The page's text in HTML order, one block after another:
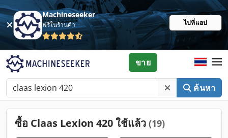
Machineseeker
ฟรีในร้านค้า ไปที่แอป
ค้นหา
ขาย
ซื้อ Claas Lexion 420 ใช้แล้ว (19)